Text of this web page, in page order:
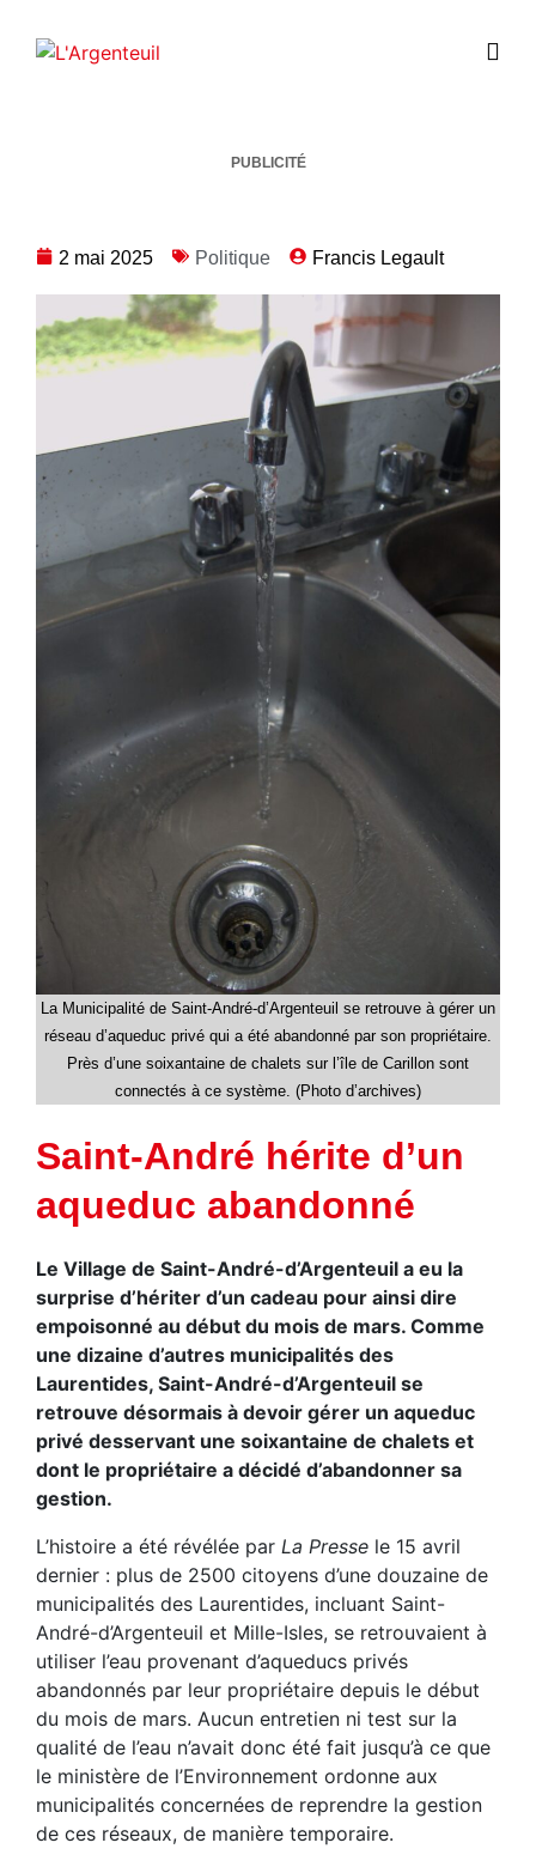
PUBLICITÉ
2 mai 2025 Politique Francis Legault
La Municipalité de Saint-André-d’Argenteuil se retrouve à gérer un
réseau d’aqueduc privé qui a été abandonné par son propriétaire.
Près d’une soixantaine de chalets sur l’île de Carillon sont
connectés à ce système. (Photo d’archives)
Saint-André hérite d’un
aqueduc abandonné
Le Village de Saint-André-d’Argenteuil a eu la
surprise d’hériter d’un cadeau pour ainsi dire
empoisonné au début du mois de mars. Comme
une dizaine d’autres municipalités des
Laurentides, Saint-André-d’Argenteuil se
retrouve désormais à devoir gérer un aqueduc
privé desservant une soixantaine de chalets et
dont le propriétaire a décidé d’abandonner sa
gestion.
L’histoire a été révélée par La Presse le 15 avril
dernier : plus de 2500 citoyens d’une douzaine de
municipalités des Laurentides, incluant Saint-
André-d’Argenteuil et Mille-Isles, se retrouvaient à
utiliser l’eau provenant d’aqueducs privés
abandonnés par leur propriétaire depuis le début
du mois de mars. Aucun entretien ni test sur la
qualité de l’eau n’avait donc été fait jusqu’à ce que
le ministère de l’Environnement ordonne aux
municipalités concernées de reprendre la gestion
de ces réseaux, de manière temporaire.